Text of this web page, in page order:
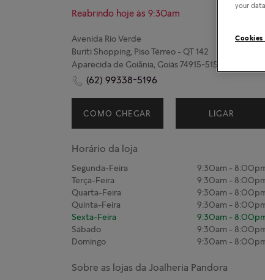
Reabrindo hoje às 9:30am
Avenida Rio Verde
Buriti Shopping, Piso Térreo - QT 142
Aparecida de Goiãnia, Goiás 74915-515
(62) 99338-5196
COMO CHEGAR LIGAR
Horário da loja
Segunda-Feira 9:30am -
Terça-Feira
9:30am -
Quarta-Feira
9:30am -
Quinta-Feira
9:30am -
Sexta-Feira
9:30am -
Sábado
9:30am -
Domingo
9:30am -
Sobre as lojas da Joalheria Pandora
your